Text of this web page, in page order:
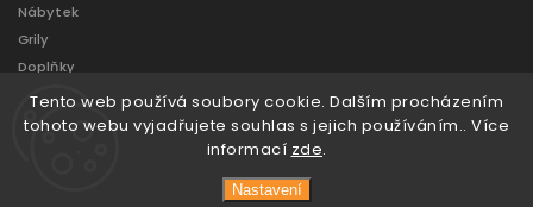
Tento web používá soubory cookie. Dalším procházením
tohoto webu vyjadřujete souhlas s jejich používáním.. Více
informací zde.
Nastavení
Nábytek
Grily
Doplňky
Zahradní domky a boxy
Značky
Sunsystem. Všechna práva vyhrazena.